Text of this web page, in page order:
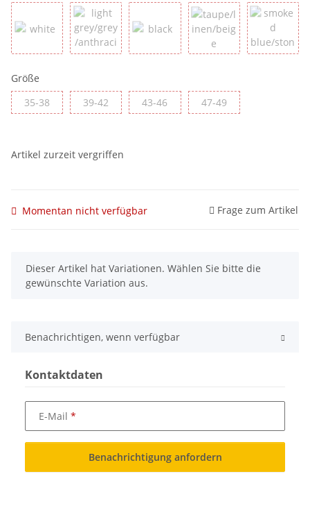
Größe
35-38 35-38 39-42 39-42 43-46 43-46 47-4947-49
Artikel zurzeit vergriffen
Momentan nicht verfügbar Frage zum Artikel
x
Dieser Artikel hat Variationen. Wählen Sie bitte die
gewünschte Variation aus.
Benachrichtigen, wenn verfügbar
Kontaktdaten
E-Mail
Benachrichtigung anfordern